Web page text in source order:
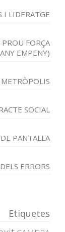
I LIDERATGE
FORÇA
EMPENY)
SOCIAL
PANTALLA
ERRORS
Etiquetes